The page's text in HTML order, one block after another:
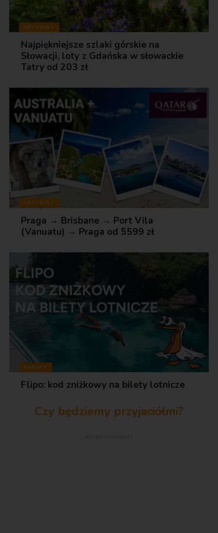
ARTYKUŁY
Najpiękniejsze szlaki górskie na
Słowacji, loty z Gdańska w słowackie
Tatry od 203 zł
ARTYKUŁY
Praga → Brisbane → Port Vila
(Vanuatu) → Praga od 5599 zł
RABATY
Flipo: kod zniżkowy na bilety lotnicze
Czy będziemy przyjaciółmi?